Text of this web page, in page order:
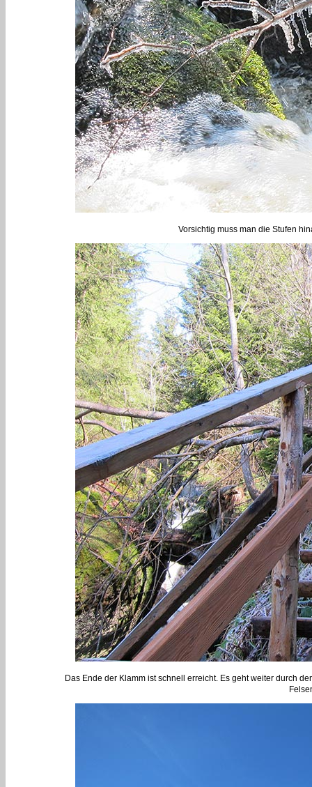
Vorsichtig muss man die Stufen
Das Ende der Klamm ist schnell erreicht. Es geht weiter durch